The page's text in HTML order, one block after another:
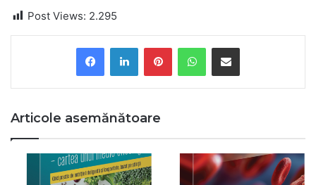
Post Views: 2.295
Articole asemănătoare